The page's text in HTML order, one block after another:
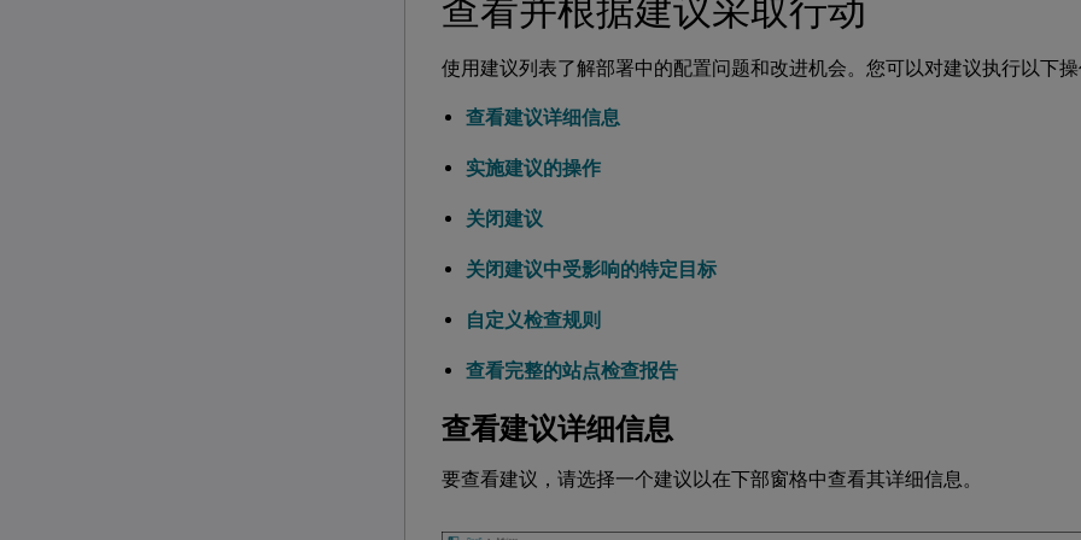
查看并根据建议采取行动
使用建议列表了解部署中的配置问题和改进机会。您可以对建议执行以下
查看建议详细信息
实施建议的操作
关闭建议
关闭建议中受影响的特定目标
自定义检查规则
查看完整的站点检查报告
查看建议详细信息
要查看建议，请选择一个建议以在下部窗格中查看其详细信息。